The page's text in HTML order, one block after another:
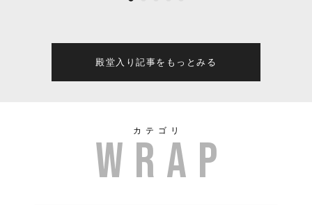
殿堂入り記事をもっとみる
カテゴリ